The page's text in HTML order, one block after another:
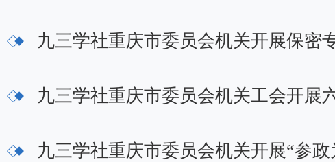
九三学社重庆市委员会机关开展保密
九三学社重庆市委员会机关工会开展
九三学社重庆市委员会机关开展“参